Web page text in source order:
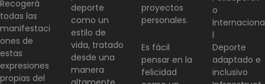
Recogerá
todas las
manifestaci
ones de
estas
expresiones
propias del
deporte
como un
estilo de
vida, tratado
desde una
manera
proyectos
personales.
Es fácil
pensar en la
felicidad
o
Internaciona
l
Deporte
adaptado e
inclusivo